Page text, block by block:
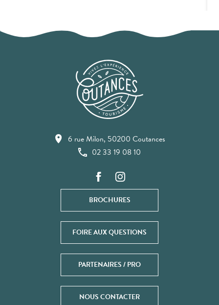
6 rue Milon, 50200 Coutances
02 33 19 08 10
BROCHURES
FOIRE AUX QUESTIONS
PARTENAIRES / PRO
NOUS CONTACTER